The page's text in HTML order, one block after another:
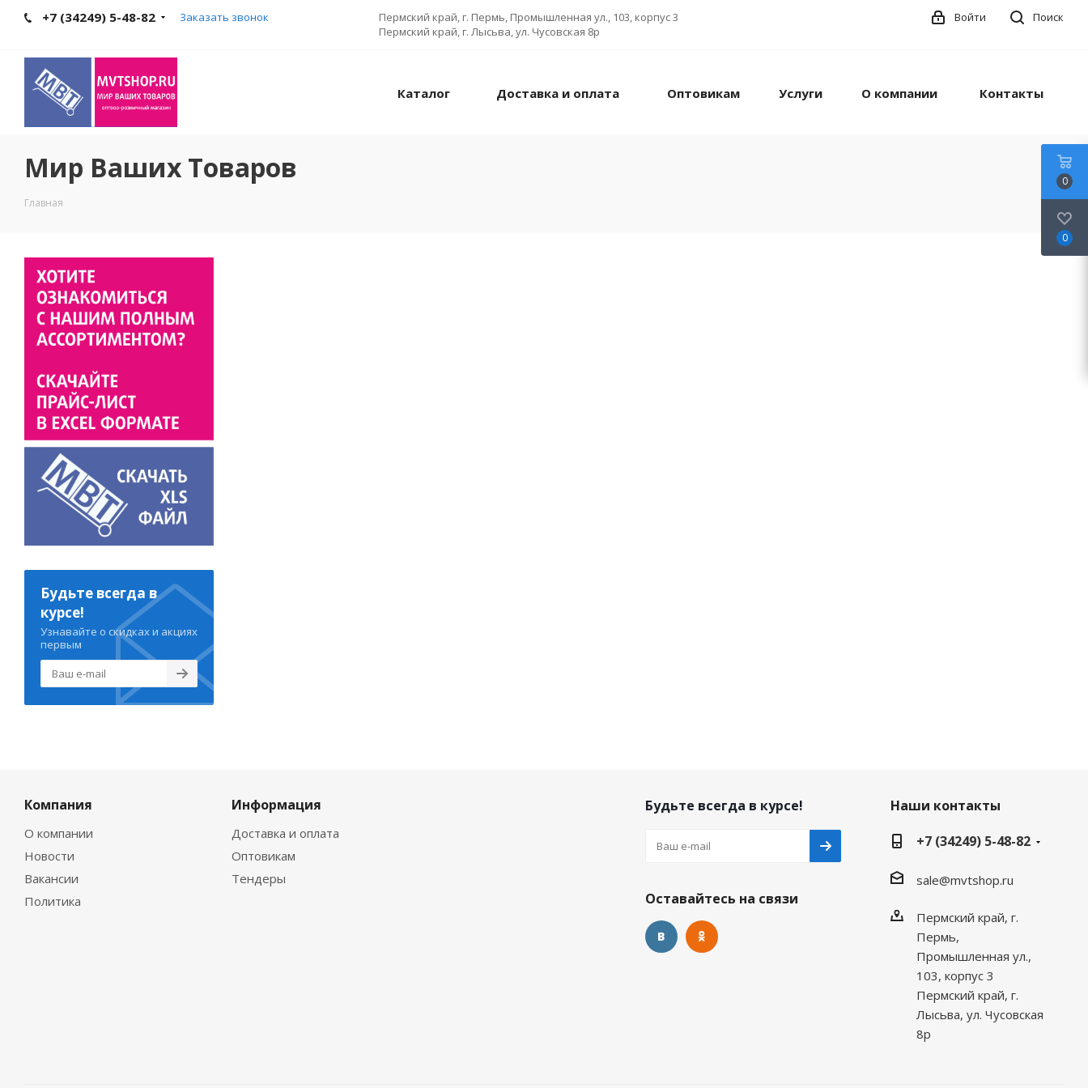
+7 (34249) 5-48-82 Заказать звонок
Пермский край, г. Пермь, Промышленная ул., 103, корпус 3
Пермский край, г. Лысьва, ул. Чусовская 8р
Поиск
Войти
Каталог Доставка и оплата Оптовикам Услуги О компании Контакты
Мир Ваших Товаров
Главная
Будьте всегда в
курсе!
Узнавайте о скидках и акциях
первым
Компания
О компании
Новости
Вакансии
Политика
Информация
Доставка и оплата
Оптовикам
Тендеры
Будьте всегда в курсе!
Оставайтесь на связи
Наши контакты
+7 (34249) 5-48-82
sale@mvtshop.ru
Пермский край, г.
Пермь,
Промышленная ул.,
103, корпус 3
Пермский край, г.
Лысьва, ул. Чусовская
8р
0
0